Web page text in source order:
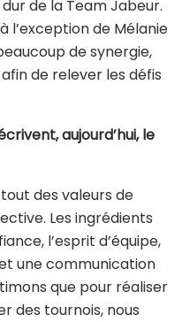
de la Team Jabeur.
l’exception de Mélanie
de synergie,
de relever les défis
aujourd’hui, le
des valeurs de
Les ingrédients
l’esprit d’équipe,
une communication
que pour réaliser
des tournois, nous